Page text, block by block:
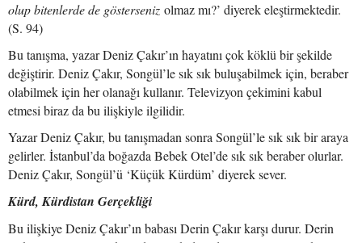
olup bitenlerde de gösterseniz olmaz mı?’ diyerek eleştirmektedir.
(S. 94)
Bu tanışma, yazar Deniz Çakır’ın hayatını çok köklü bir şekilde
değiştirir. Deniz Çakır, Songül’le sık sık buluşabilmek için, beraber
olabilmek için her olanağı kullanır. Televizyon çekimini kabul
etmesi biraz da bu ilişkiyle ilgilidir.
Yazar Deniz Çakır, bu tanışmadan sonra Songül’le sık sık bir araya
gelirler. İstanbul’da boğazda Bebek Otel’de sık sık beraber olurlar.
Deniz Çakır, Songül’ü ‘Küçük Kürdüm’ diyerek sever.
Kürd, Kürdistan Gerçekliği
Bu ilişkiye Deniz Çakır’ın babası Derin Çakır karşı durur. Derin